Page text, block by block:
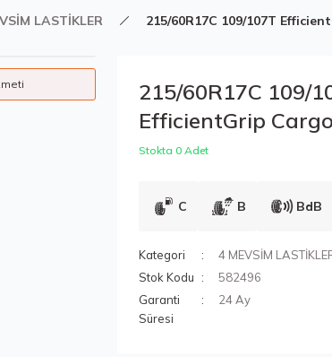
LASTİKLER 215/60R17C 109/107T
215/60R17C 109/
EfficientGrip
Stokta 0 Adet
C B BdB
Kategori
4 MEVSİM
Stok Kodu
582496
Garanti
Süresi
24 Ay